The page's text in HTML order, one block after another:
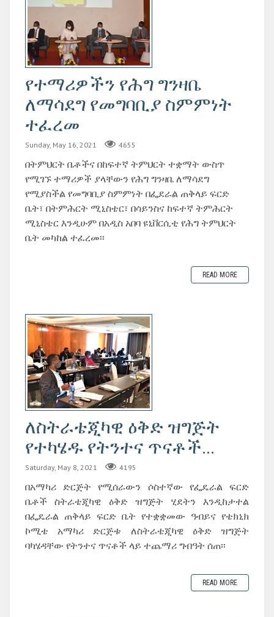
የተማሪዎችን የሕግ ግንዛቤ
ለማሳደግ የመግባቢያ ስምምነት
ተፈረመ
Sunday, May 16, 2021 4655
በትምህርት ቤቶችና በከፍተኛ ትምህርት ተቋማት ውስጥ
የሚገኙ ተማሪዎች ያላቸውን የሕግ ግንዛቤ ለማሳደግ
የሚያስችል የመግባቢያ ስምምነት በፌደራል ጠቅላይ ፍርድ
ቤት፣ በትምሕርት ሚኒስቴር፣ በሳይንስና ከፍተኛ ትምሕርት
ሚኒስቴር እንዲሁም በአዲስ አበባ ዩኒቨርሲቲ የሕግ ትምህርት
ቤት መካከል ተፈረመ፡፡
READ MORE
ለስትራቴጂካዊ ዕቅድ ዝግጅት
የተካሄዱ የትንተና ጥናቶች...
Saturday, May 8, 2021 4195
በአማካሪ ድርጅት የሚሰራውን ሶስተኛው የፌዴራል ፍርድ
ቤቶች ስትራቴጂካዊ ዕቅድ ዝግጅት ሂደትን እንዲከታተል
በፌዴራል ጠቅላይ ፍርድ ቤት የተቋቋመው ዓብይና የቴክኒክ
ኮሚቴ አማካሪ ድርጅቱ ለስትራቴጂካዊ ዕቅድ ዝግጅት
ባካሄዳቸው የትንተና ጥናቶች ላይ ተጨማሪ ግብዓት ሰጠ፡፡
READ MORE